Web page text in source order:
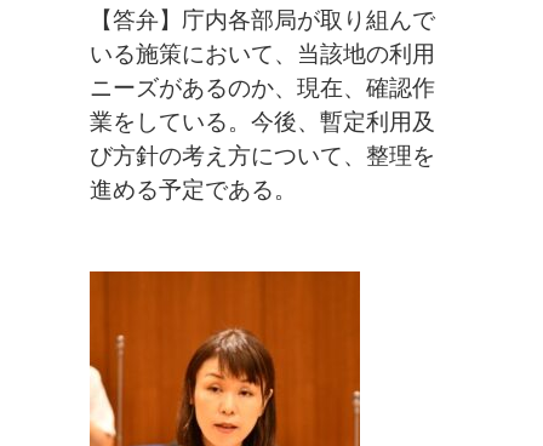
【答弁】庁内各部局が取り組んで
いる施策において、当該地の利用
ニーズがあるのか、現在、確認作
業をしている。今後、暫定利用及
び方針の考え方について、整理を
進める予定である。